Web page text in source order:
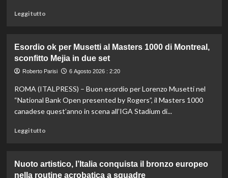
Leggi tuttoLeggi
La
Juventus
piega
Chelsea
a
Hong
Esordio ok per Musetti al Masters 1000 di Montreal,
sconfitto Mejia in due set
Roberto Parisi 6 Agosto 2026 : 2:20
ROMA (ITALPRESS) – Buon esordio per Lorenzo Musetti nel
“National Bank Open presented by Rogers”, il Masters 1000
canadese quest’anno in scena all’IGA Stadium di...
Leggi tuttoLeggi
Esordio
Nuoto artistico, l’Italia conquista il bronzo europeo
nella routine acrobatica a squadre